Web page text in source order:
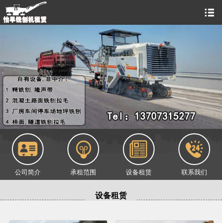
公司简介 承租范围 设备租赁 联系我们
设备租赁